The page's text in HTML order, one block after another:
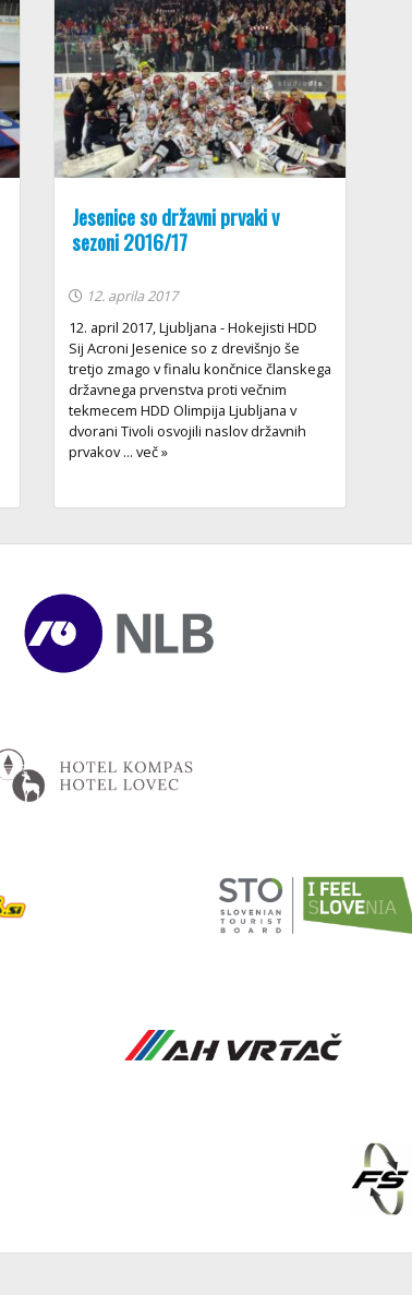
Jesenice so državni prvaki v
sezoni 2016/17
12. aprila 2017
12. april 2017, Ljubljana - Hokejisti HDD
Sij Acroni Jesenice so z drevišnjo še
tretjo zmago v finalu končnice članskega
državnega prvenstva proti večnim
tekmecem HDD Olimpija Ljubljana v
dvorani Tivoli osvojili naslov državnih
prvakov ... več »